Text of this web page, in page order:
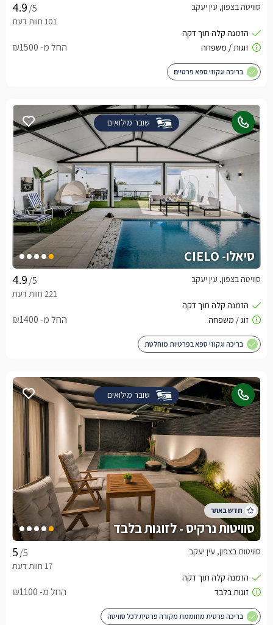
/5 סוויטה בצפון, עין יעקב
החל מ- ₪1500
בריכה וגקוזי ספא פרטיים
שובר מילואים
סיאלו- CIELO
/5 סוויטה בצפון, עין יעקב
החל מ- ₪1400
בריכה וגקוזי ספא בפרטיות מוחלטת
שובר מילואים
סוויטות נרקיס - לזוגות בלבד
/5 סוויטות בצפון, עין יעקב
החל מ- ₪1100
בריכה פרטית מחוממת מקורה פרטית לכל סוויטה